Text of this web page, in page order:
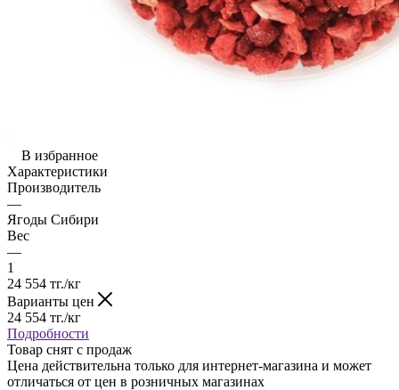
В избранное
Характеристики
Производитель
—
Ягоды Сибири
Вес
—
1
24 554 тг./кг
Варианты цен
24 554 тг./кг
Подробности
Товар снят с продаж
Цена действительна только для интернет-магазина и может
отличаться от цен в розничных магазинах